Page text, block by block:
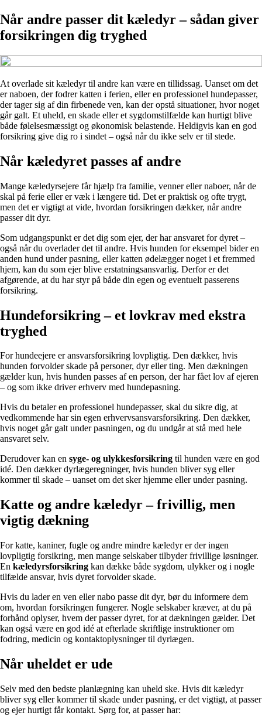
Når andre passer dit kæledyr – sådan giver
forsikringen dig tryghed
At overlade sit kæledyr til andre kan være en tillidssag. Uanset om det
er naboen, der fodrer katten i ferien, eller en professionel hundepasser,
der tager sig af din firbenede ven, kan der opstå situationer, hvor noget
går galt. Et uheld, en skade eller et sygdomstilfælde kan hurtigt blive
både følelsesmæssigt og økonomisk belastende. Heldigvis kan en god
forsikring give dig ro i sindet – også når du ikke selv er til stede.
Når kæledyret passes af andre
Mange kæledyrsejere får hjælp fra familie, venner eller naboer, når de
skal på ferie eller er væk i længere tid. Det er praktisk og ofte trygt,
men det er vigtigt at vide, hvordan forsikringen dækker, når andre
passer dit dyr.
Som udgangspunkt er det dig som ejer, der har ansvaret for dyret –
også når du overlader det til andre. Hvis hunden for eksempel bider en
anden hund under pasning, eller katten ødelægger noget i et fremmed
hjem, kan du som ejer blive erstatningsansvarlig. Derfor er det
afgørende, at du har styr på både din egen og eventuelt passerens
forsikring.
Hundeforsikring – et lovkrav med ekstra
tryghed
For hundeejere er ansvarsforsikring lovpligtig. Den dækker, hvis
hunden forvolder skade på personer, dyr eller ting. Men dækningen
gælder kun, hvis hunden passes af en person, der har fået lov af ejeren
– og som ikke driver erhverv med hundepasning.
Hvis du betaler en professionel hundepasser, skal du sikre dig, at
vedkommende har sin egen erhvervsansvarsforsikring. Den dækker,
hvis noget går galt under pasningen, og du undgår at stå med hele
ansvaret selv.
Derudover kan en syge- og ulykkesforsikring til hunden være en god
idé. Den dækker dyrlægeregninger, hvis hunden bliver syg eller
kommer til skade – uanset om det sker hjemme eller under pasning.
Katte og andre kæledyr – frivillig, men
vigtig dækning
For katte, kaniner, fugle og andre mindre kæledyr er der ingen
lovpligtig forsikring, men mange selskaber tilbyder frivillige løsninger.
En kæledyrsforsikring kan dække både sygdom, ulykker og i nogle
tilfælde ansvar, hvis dyret forvolder skade.
Hvis du lader en ven eller nabo passe dit dyr, bør du informere dem
om, hvordan forsikringen fungerer. Nogle selskaber kræver, at du på
forhånd oplyser, hvem der passer dyret, for at dækningen gælder. Det
kan også være en god idé at efterlade skriftlige instruktioner om
fodring, medicin og kontaktoplysninger til dyrlægen.
Når uheldet er ude
Selv med den bedste planlægning kan uheld ske. Hvis dit kæledyr
bliver syg eller kommer til skade under pasning, er det vigtigt, at passer
og ejer hurtigt får kontakt. Sørg for, at passer har: